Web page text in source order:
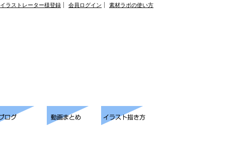
イラストレーター様登録 会員ログイン 素材ラボの使い方